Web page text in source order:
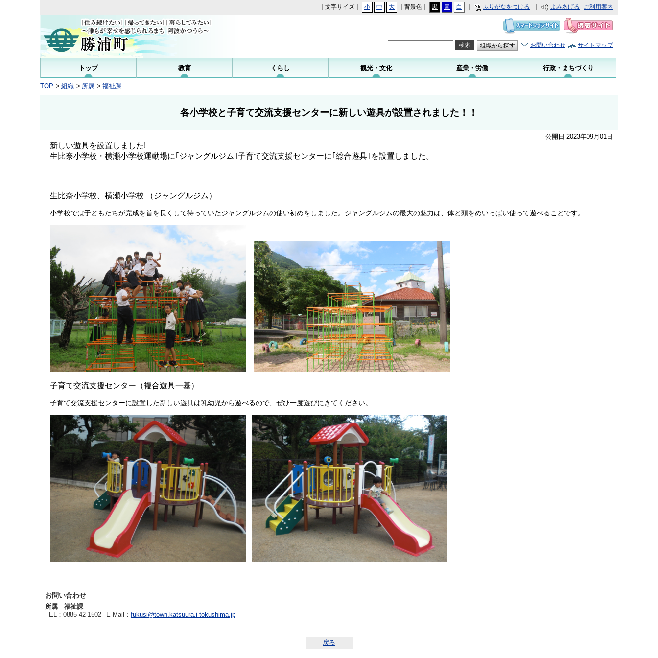
｜文字サイズ｜ 小 中 大 ｜背景色｜ 黒 青 白 ふりがなをつける よみあげる ご利用案内
組織から探す お問い合わせ サイトマップ
トップ 教育 くらし 観光・文化 産業・労働 行政・まちづくり
TOP 組織 所属 福祉課
各小学校と子育て交流支援センターに新しい遊具が設置されました！！
公開日 2023年09月01日
新しい遊具を設置しました!
生比奈小学校・横瀬小学校運動場に｢ジャングルジム｣子育て交流支援センターに｢総合遊具｣を設置しました。
生比奈小学校、横瀬小学校 （ジャングルジム）
小学校では子どもたちが完成を首を長くして待っていたジャングルジムの使い初めをしました。ジャングルジムの最大の魅力は、体と頭をめいっぱい使って遊べることです。
子育て交流支援センター（複合遊具一基）
子育て交流支援センターに設置した新しい遊具は乳幼児から遊べるので、ぜひ一度遊びにきてください。
お問い合わせ
所属 福祉課
TEL ：0885-42-1502 E-Mail ： fukusi@town.katsuura.i-tokushima.jp
戻る